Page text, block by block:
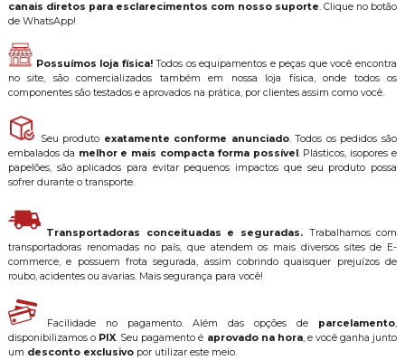
canais diretos para esclarecimentos com nosso suporte. Clique no botão
de WhatsApp!
Possuímos loja física!Todos os equipamentos e peças que você encontra
no site, são comercializados também em nossa loja física, onde todos os
componentes são testados e aprovados na prática, por clientes assim como você.
Seu produto exatamente conforme anunciado. Todos os pedidos são
embalados da melhor e mais compacta forma possível . Plásticos, isopores e
papelões, são aplicados para evitar pequenos impactos que seu produto possa
sofrer durante o transporte.
Transportadoras conceituadas e seguradas. Trabalhamos com
transportadoras renomadas no país, que atendem os mais diversos sites de E-
commerce, e possuem frota segurada, assim cobrindo quaisquer prejuízos de
roubo, acidentes ou avarias. Mais segurança para você!
Facilidade no pagamento. Além das opções de parcelamento,
disponibilizamos o PIX. Seu pagamento é aprovado na hora, e você ganha junto
um desconto exclusivopor utilizar este meio.